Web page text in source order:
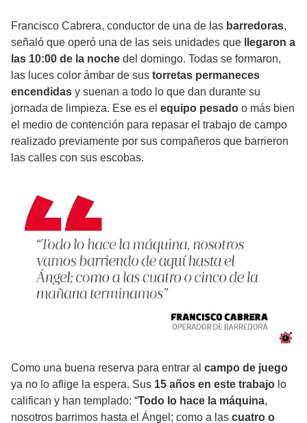
Francisco Cabrera, conductor de una de las barredoras,
señaló que operó una de las seis unidades que
llegaron a
las 10:00 de la noche del domingo. Todas se formaron,
las luces color ámbar de sus torretas permaneces
encendidas y suenan a todo lo que dan durante su
jornada de limpieza. Ese es el equipo pesado o más bien
el medio de contención para repasar el trabajo de campo
realizado previamente por sus compañeros que barrieron
las calles con sus escobas.
Como una buena reserva para entrar al campo de juego
ya no lo aflige la espera. Sus 15 años en este trabajo lo
califican y han templado: “Todo lo hace la máquina,
nosotros barrimos hasta el Ángel; como a las cuatro o